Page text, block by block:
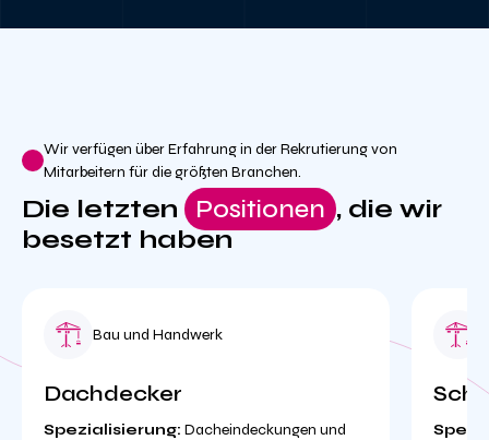
Wir verfügen über Erfahrung in der Rekrutierung von
Mitarbeitern für die größten Branchen.
Die letzten Positionen , die wir
besetzt haben
Bau und Handwerk
Dachdecker
Spezialisierung: Dacheindeckungen und